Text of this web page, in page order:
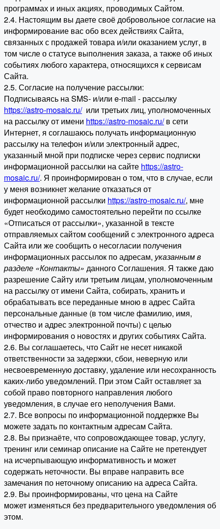
программах и иных акциях, проводимых Сайтом.
2.4. Настоящим вы даете своё добровольное согласие на
информирование вас обо всех действиях Сайта,
связанных с продажей товара и/или оказанием услуг, в
том числе о статусе выполнения заказа, а также об иных
событиях любого характера, относящихся к сервисам
Сайта.
2.5. Согласие на получение рассылки:
Подписываясь на SMS- и/или e-mail - рассылку
https://astro-mosaic.ru/или третьих лиц, уполномоченных
на рассылку от имени https://astro-mosaic.ru/в сети
Интернет, я соглашаюсь получать информационную
рассылку на телефон и/или электронный адрес,
указанный мной при подписке через сервис подписки
информационной рассылки на сайте https://astro-
mosaic.ru/. Я проинформирован о том, что в случае, если
у меня возникнет желание отказаться от
информационной рассылки https://astro-mosaic.ru/, мне
будет необходимо самостоятельно перейти по ссылке
«Отписаться от рассылки», указанной в тексте
отправляемых сайтом сообщений с электронного адреса
Сайта или же сообщить о несогласии получения
информационных рассылок по адресам, указанным в
разделе «Контакты» данного Соглашения. Я также даю
разрешение Сайту или третьим лицам, уполномоченным
на рассылку от имени Сайта, собирать, хранить и
обрабатывать все переданные мною в адрес Сайта
персональные данные (в том числе фамилию, имя,
отчество и адрес электронной почты) с целью
информирования о новостях и других событиях Сайта.
2.6. Вы соглашаетесь, что Сайт не несет никакой
ответственности за задержки, сбои, неверную или
несвоевременную доставку, удаление или несохранность
каких-либо уведомлений. При этом Сайт оставляет за
собой право повторного направления любого
уведомления, в случае его неполучения Вами.
2.7. Все вопросы по информационной поддержке Вы
можете задать по контактным адресам Сайта.
2.8. Вы признаёте, что сопровождающее товар, услугу,
тренинг или семинар описание на Сайте не претендует
на исчерпывающую информативность и может
содержать неточности. Вы вправе направить все
замечания по неточному описанию на адреса Сайта.
2.9. Вы проинформированы, что цена на Сайте
может изменяться без предварительного уведомления об
этом.